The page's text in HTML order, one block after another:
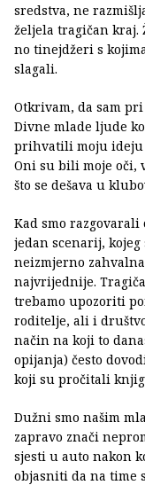
sredstva, ne
željela tragičan kraj.
no tinejdžeri s
slagali.
Otkrivam, da sam
Divne mlade ljude
prihvatili moju
Oni su bili moje oči,
što se dešava u
Kad smo
jedan scenarij,
neizmjerno
najvrijednije.
trebamo upozoriti
roditelje, ali i
način na koji to
opijanja) često
koji su pročitali
Dužni smo našim
zapravo znači
sjesti u auto nakon
objasniti da na time